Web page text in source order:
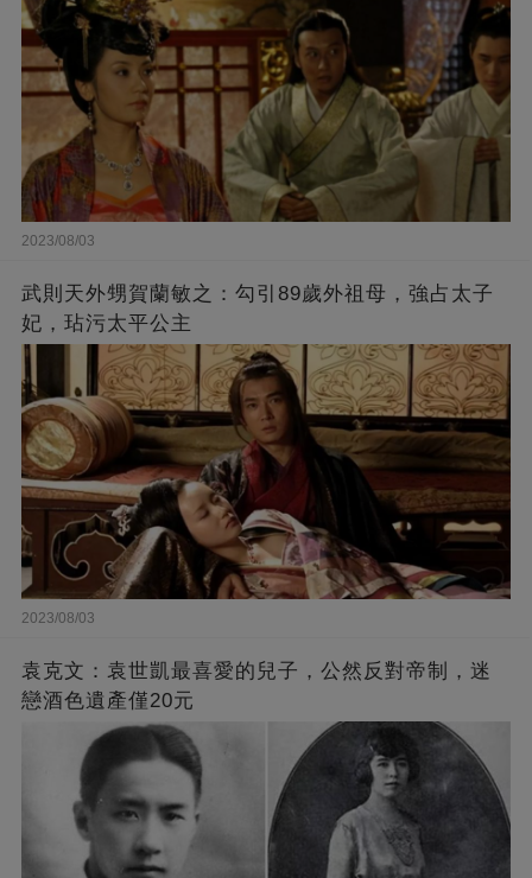
2023/08/03
武則天外甥賀蘭敏之：勾引89歲外祖母，強占太子
妃，玷污太平公主
2023/08/03
袁克文：袁世凱最喜愛的兒子，公然反對帝制，迷
戀酒色遺產僅20元